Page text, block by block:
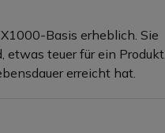
Basis erheblich. Sie
etwas teuer für ein Produkt,
erreicht hat.